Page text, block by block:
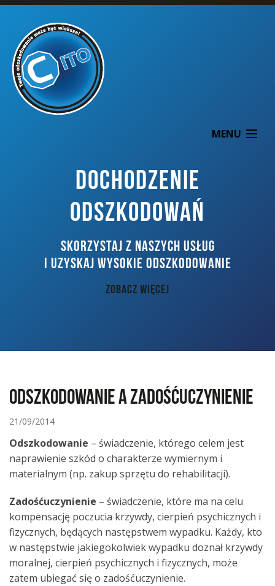
MENU
DOCHODZENIE ODSZKODOWAŃ
KONTAKT
DOCHODZENIE
ODSZKODOWAŃ
SKORZYSTAJ Z NASZYCH USŁUG
I UZYSKAJ WYSOKIE ODSZKODOWANIE
ZOBACZ WIĘCEJ
Odszkodowanie a zadośćuczynienie
21/09/2014
Odszkodowanie – świadczenie, którego celem jest
naprawienie szkód o charakterze wymiernym i
materialnym (np. zakup sprzętu do rehabilitacji).
Zadośćuczynienie – świadczenie, które ma na celu
kompensację poczucia krzywdy, cierpień psychicznych i
fizycznych, będących następstwem wypadku. Każdy, kto
w następstwie jakiegokolwiek wypadku doznał krzywdy
moralnej, cierpień psychicznych i fizycznych, może
zatem ubiegać się o zadośćuczynienie.